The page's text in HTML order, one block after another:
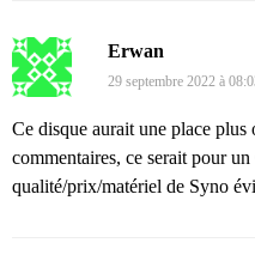
Erwan
29 septembre 2022 à
Ce disque aurait une place plus
commentaires, ce serait pour
qualité/prix/matériel de Syno